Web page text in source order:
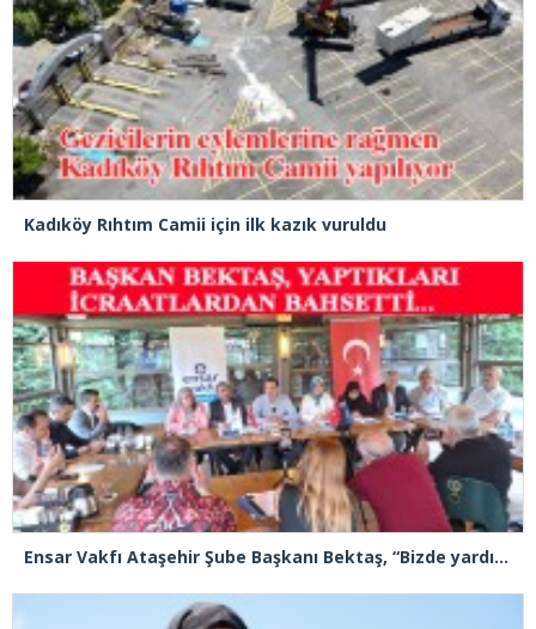
Kadıköy Rıhtım Camii için ilk kazık vuruldu
Ensar Vakfı Ataşehir Şube Başkanı Bektaş, “Bizde yardım kelimesi yok, bizde paylaşmak ve hediyeleşmek var”